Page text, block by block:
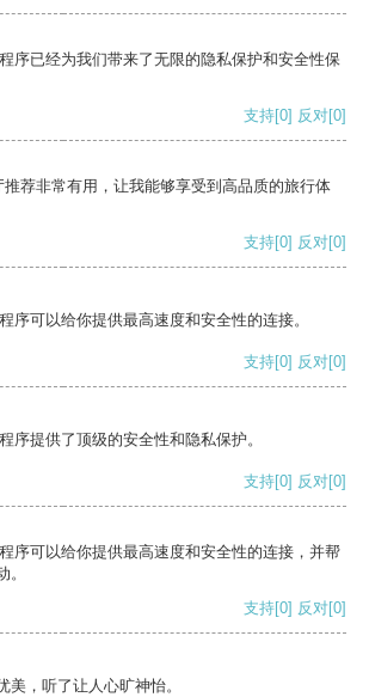
序已经为我们带来了无限的隐私保护和安全性保
支持[0] 反对[0]
荐非常有用，让我能够享受到高品质的旅行体
支持[0] 反对[0]
序可以给你提供最高速度和安全性的连接。
支持[0] 反对[0]
序提供了顶级的安全性和隐私保护。
支持[0] 反对[0]
序可以给你提供最高速度和安全性的连接，并帮
支持[0] 反对[0]
美，听了让人心旷神怡。